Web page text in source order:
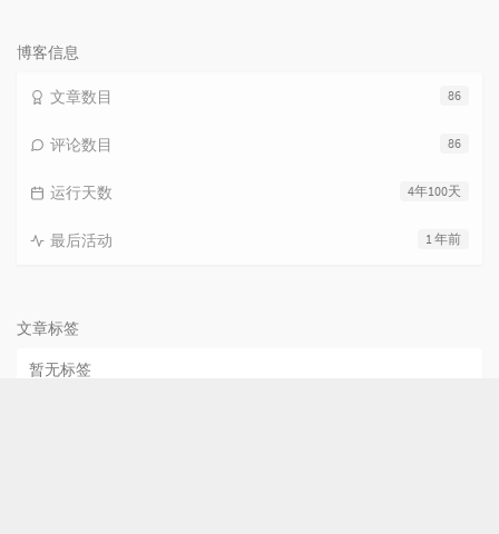
博客信息
86
文章数目
86
评论数目
4年100天
运行天数
1 年前
最后活动
文章标签
暂无标签